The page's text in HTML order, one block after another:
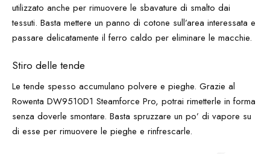
utilizzato anche per rimuovere le sbavature di smalto dai
tessuti. Basta mettere un panno di cotone sull’area interessata e
passare delicatamente il ferro caldo per eliminare le macchie.
Stiro delle tende
Le tende spesso accumulano polvere e pieghe. Grazie al
Rowenta DW9510D1 Steamforce Pro, potrai rimetterle in forma
senza doverle smontare. Basta spruzzare un po’ di vapore su
di esse per rimuovere le pieghe e rinfrescarle.